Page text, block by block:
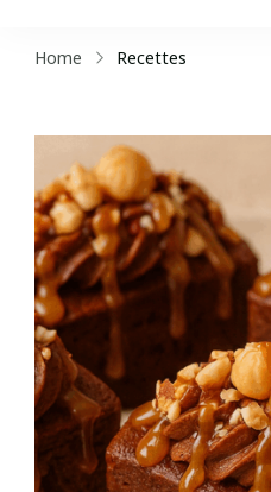
Home Recettes